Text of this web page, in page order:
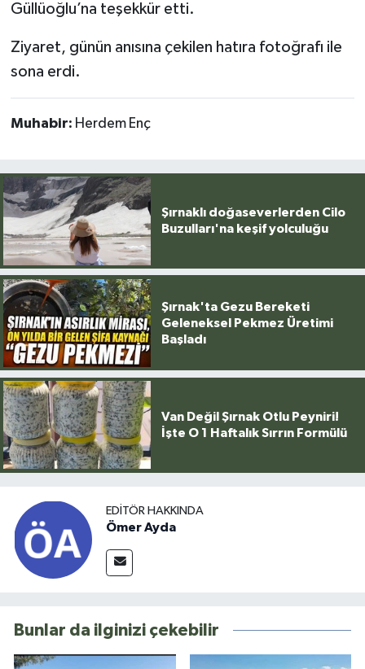
Güllüoğlu’na teşekkür etti.
Ziyaret, günün anısına çekilen hatıra fotoğrafı ile
sona erdi.
Muhabir: Herdem Enç
Şırnaklı doğaseverlerden Cilo
Buzulları'na keşif yolculuğu
Şırnak'ta Gezu Bereketi
Geleneksel Pekmez Üretimi
Başladı
Van Değil Şırnak Otlu Peyniri!
İşte O 1 Haftalık Sırrın Formülü
EDITÖR HAKKINDA
Ömer Ayda
Bunlar da ilginizi çekebilir